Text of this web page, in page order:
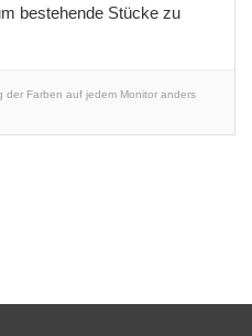
bestehende Stücke zu
der Farben auf jedem Monitor anders